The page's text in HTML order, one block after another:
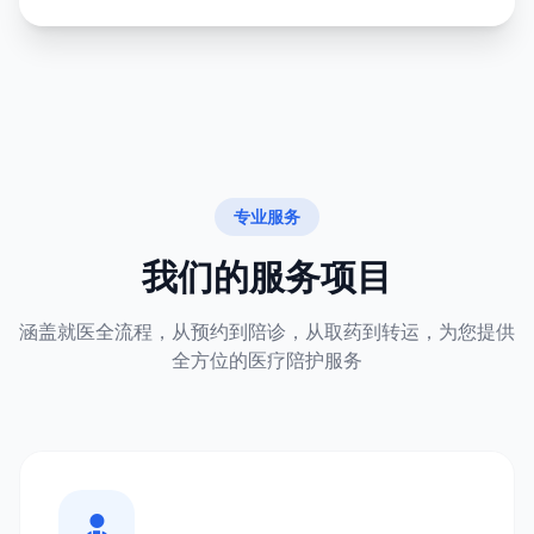
专业服务
我们的服务项目
涵盖就医全流程，从预约到陪诊，从取药到转运，为您提供
全方位的医疗陪护服务